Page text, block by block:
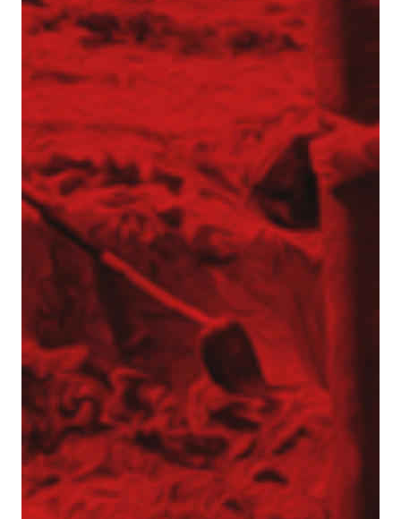
Zespół Tergon
Polityka prywatności
Polityka prywatności
Realizujemy zlecenia na terenie całego kraju
Realizacje z zakresu geotechniki
Referencje
Specjalista / Specjalistka ds. ofertowania
Start
Technologie
Usługi geotechniczne
Wzmacnianie gruntu i fundamentowanie
specjalne
Kolumny DSM
Kolumny jet-grouting
Mikropale
Pale CFA – fundamentowanie bez wibracji